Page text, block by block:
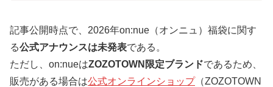
記事公開時点で、2026年on:nue（オンニュ）福袋に関す
る公式アナウンスは未発表である。
ただし、on:nueはZOZOTOWN限定ブランドであるため、
販売がある場合は公式オンラインショップ（ZOZOTOWN